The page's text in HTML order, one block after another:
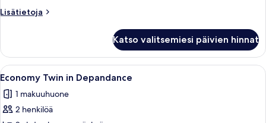
Depandance
kuvat
Lisätietoja
Lisätietoja
in
Depandance
Katso valitsemiesi päivien hinnat
Avaa
kaikki
huonetyypin
Economy
Hotellihuone, jossa on kaksi
4
Economy Twin in Depandance
1 makuuhuone
2 henkilöä